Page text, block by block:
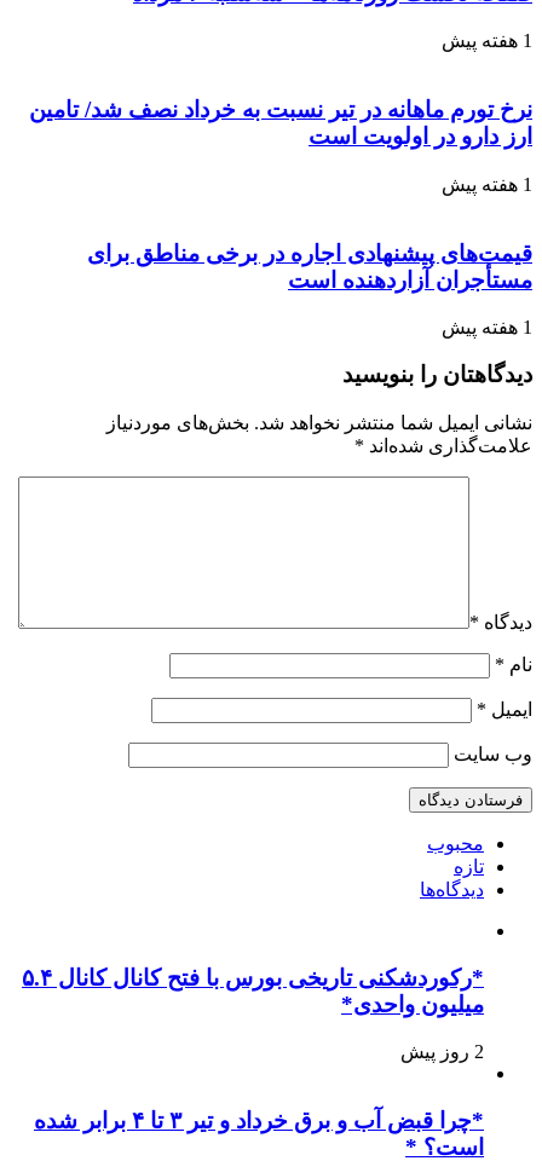
1 هفته پیش
نرخ تورم ماهانه در تیر نسبت به خرداد نصف شد/ تامین
ارز دارو در اولویت است
1 هفته پیش
قیمت‌های پیشنهادی اجاره در برخی مناطق برای
مستأجران آزاردهنده است
1 هفته پیش
دیدگاهتان را بنویسید
نشانی ایمیل شما منتشر نخواهد شد. بخش‌های موردنیاز
علامت‌گذاری شده‌اند *
دیدگاه *
نام *
ایمیل *
وب‌ سایت
محبوب
تازه
دیدگاه‌ها
*رکوردشکنی تاریخی بورس با فتح کانال کانال ۵.۴
میلیون واحدی*
2 روز پیش
*چرا قبض آب و برق خرداد و تیر ۳ تا ۴ برابر شده
است؟ *